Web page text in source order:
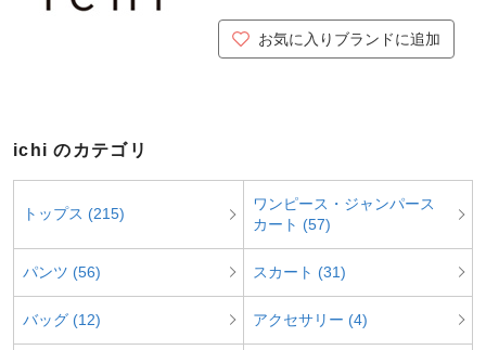
お気に入りブランドに追加
ichi のカテゴリ
トップス (215)
ワンピース・ジャンパース
カート (57)
パンツ (56) スカート (31)
バッグ (12) アクセサリー (4)